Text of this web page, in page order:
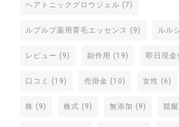
ヘアトニックグロウジェル (7)
ルプルプ薬用育毛エッセンス (9) ルル
レビュー (9) 副作用 (19) 即日現金
口コミ (19) 売掛金 (10) 女性 (6)
株 (9) 株式 (9) 無添加 (9) 競艇